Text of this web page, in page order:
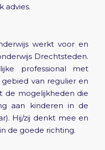
advies.
werkt voor en
Drechtsteden.
professional met
van regulier en
de mogelijkheden die
aan kinderen in de
Hij/zij denkt mee en
de goede richting.